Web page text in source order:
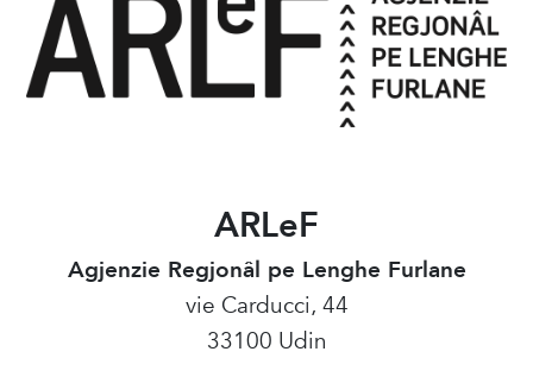
ARLeF
Agjenzie Regjonâl pe Lenghe Furlane
vie Carducci, 44
33100 Udin